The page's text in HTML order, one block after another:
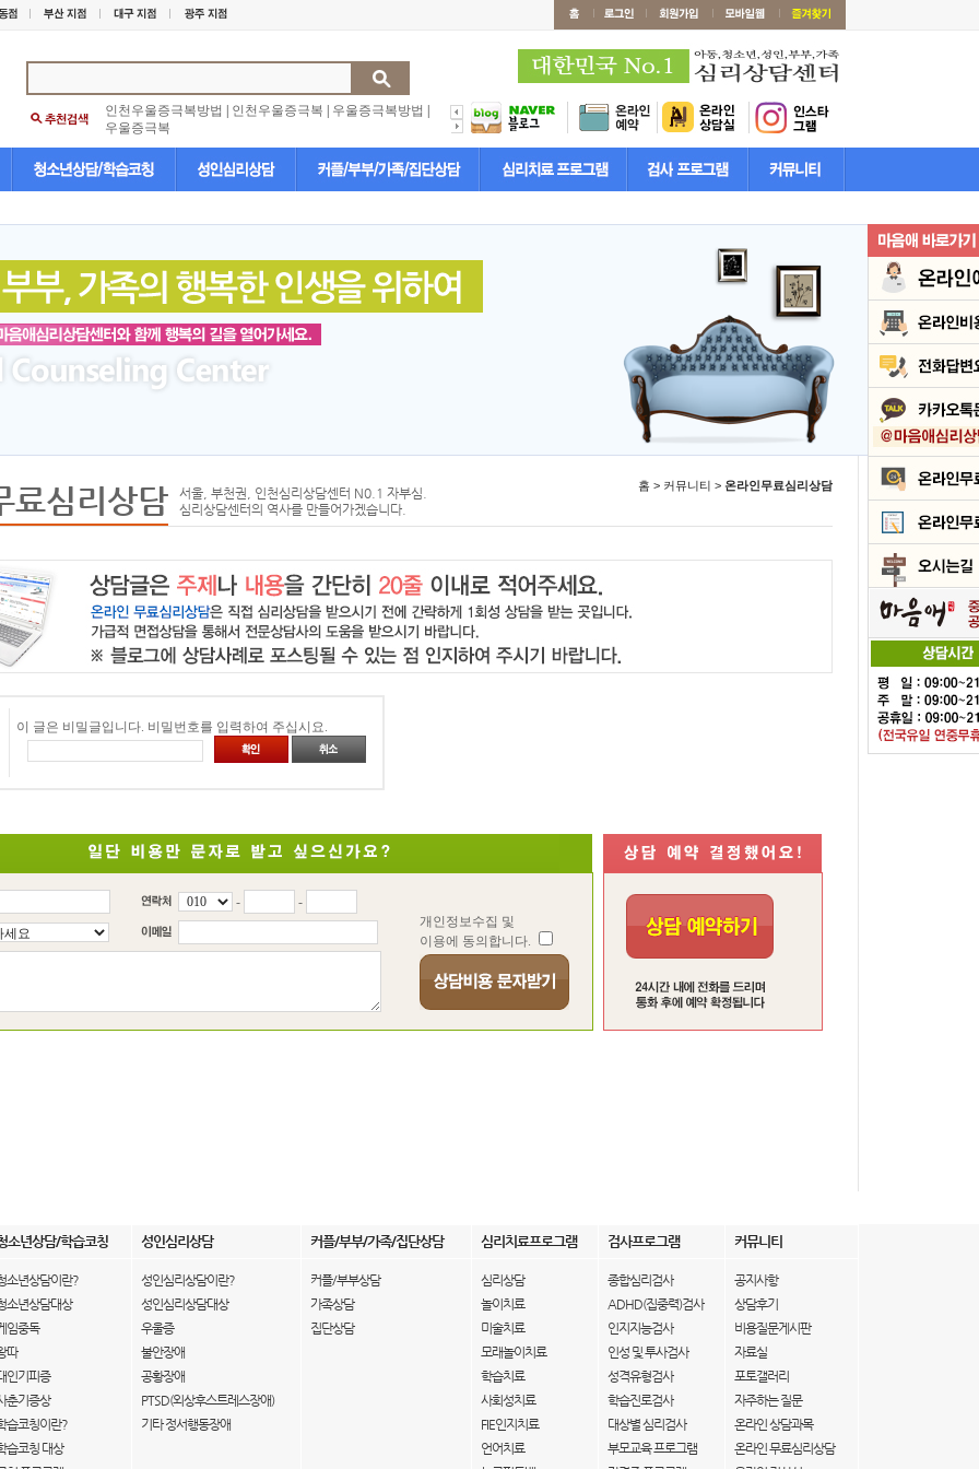
인천우울증극복방법 인천우울증극복 우울증극복방법
우울증극복
료심리상담
서울, 부천권, 인천심리상담센터 N0.1 자부심.
심리상담센터의 역사를 만들어가겠습니다.
홈 > 커뮤니티 > 온라인무료심리상담
이 글은 비밀글입니다. 비밀번호를 입력하여 주십시요.
-
-
개인정보수집 및
이용에 동의합니다.
소년상담/학습코칭 성인심리상담 커플/부부/가족/집단상담 심리치료프로그램 검사프로그램 커뮤니티
소년상담이란?
소년상담대상
임중독
따
인기피증
춘기증상
습코칭이란?
습코칭 대상
성인심리상담이란?
성인심리상담대상
우울증
불안장애
공황장애
PTSD(외상후스트레스장애)
기타 정서행동장애
커플/부부상담
가족상담
집단상담
심리상담
놀이치료
미술치료
모래놀이치료
학습치료
사회성치료
FIE인지치료
언어치료
종합심리검사
ADHD(집중력)검사
인지지능검사
인성 및 투사검사
성격유형검사
학습진로검사
대상별 심리검사
부모교육 프로그램
공지사항
상담후기
비용질문게시판
자료실
포토갤러리
자주하는 질문
온라인 상담과목
온라인 무료심리상담